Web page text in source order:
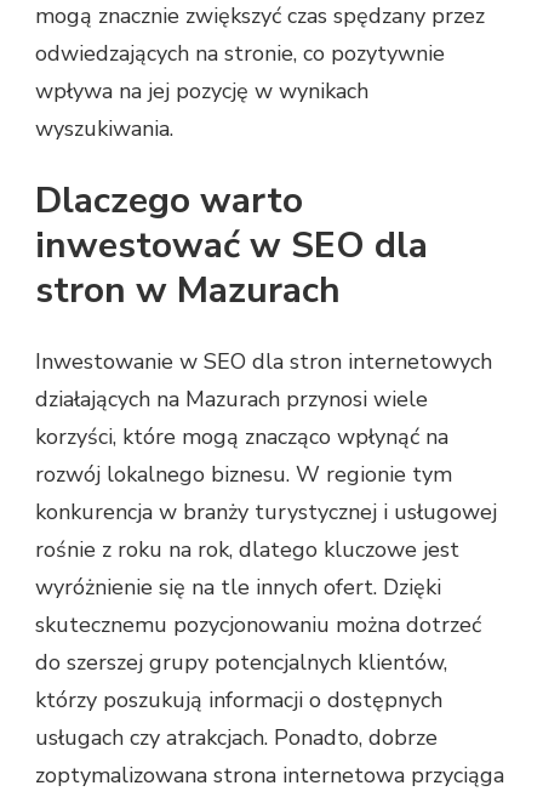
mogą znacznie zwiększyć czas spędzany przez
odwiedzających na stronie, co pozytywnie
wpływa na jej pozycję w wynikach
wyszukiwania.
Dlaczego warto
inwestować w SEO dla
stron w Mazurach
Inwestowanie w SEO dla stron internetowych
działających na Mazurach przynosi wiele
korzyści, które mogą znacząco wpłynąć na
rozwój lokalnego biznesu. W regionie tym
konkurencja w branży turystycznej i usługowej
rośnie z roku na rok, dlatego kluczowe jest
wyróżnienie się na tle innych ofert. Dzięki
skutecznemu pozycjonowaniu można dotrzeć
do szerszej grupy potencjalnych klientów,
którzy poszukują informacji o dostępnych
usługach czy atrakcjach. Ponadto, dobrze
zoptymalizowana strona internetowa przyciąga